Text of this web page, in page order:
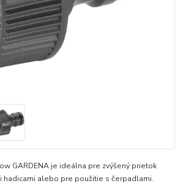
GARDENA je ideálna pre zvýšený prietok
hadicami alebo pre použitie s čerpadlami.